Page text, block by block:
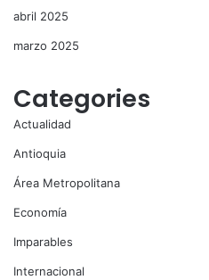
abril 2025
marzo 2025
Categories
Actualidad
Antioquia
Área Metropolitana
Economía
Imparables
Internacional